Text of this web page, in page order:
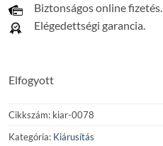
Biztonságos online fizetés.
Elégedettségi garancia.
Elfogyott
Cikkszám: kiar-0078
Kategória: Kiárusítás